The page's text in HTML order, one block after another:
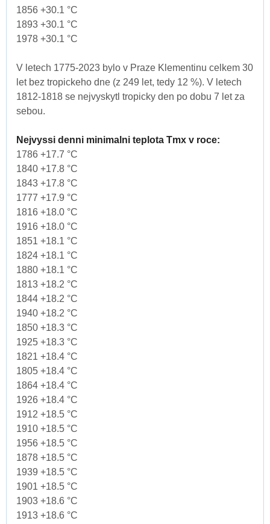
1856 +30.1 °C
1893 +30.1 °C
1978 +30.1 °C
V letech 1775-2023 bylo v Praze Klementinu celkem 30
let bez tropickeho dne (z 249 let, tedy 12 %). V letech
1812-1818 se nejvyskytl tropicky den po dobu 7 let za
sebou.
Nejvyssi denni minimalni teplota Tmx v roce:
1786 +17.7 °C
1840 +17.8 °C
1843 +17.8 °C
1777 +17.9 °C
1816 +18.0 °C
1916 +18.0 °C
1851 +18.1 °C
1824 +18.1 °C
1880 +18.1 °C
1813 +18.2 °C
1844 +18.2 °C
1940 +18.2 °C
1850 +18.3 °C
1925 +18.3 °C
1821 +18.4 °C
1805 +18.4 °C
1864 +18.4 °C
1926 +18.4 °C
1912 +18.5 °C
1910 +18.5 °C
1956 +18.5 °C
1878 +18.5 °C
1939 +18.5 °C
1901 +18.5 °C
1903 +18.6 °C
1913 +18.6 °C